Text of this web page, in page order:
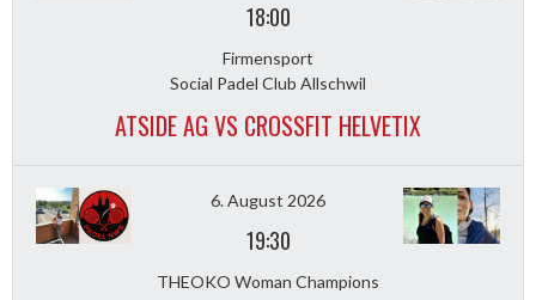
18:00
Firmensport
Social Padel Club Allschwil
ATSIDE AG VS CROSSFIT HELVETIX
6. August 2026
19:30
THEOKO Woman Champions